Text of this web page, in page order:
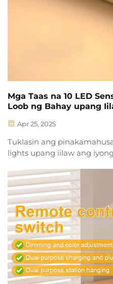
Mga Taas na 10 LED
Loob ng Bahay upang
Apr 25, 2025
Tuklasin ang
lights upang iilaw ang
kaligtasan, at ekonomiya
mga solusyon sa ilaw na